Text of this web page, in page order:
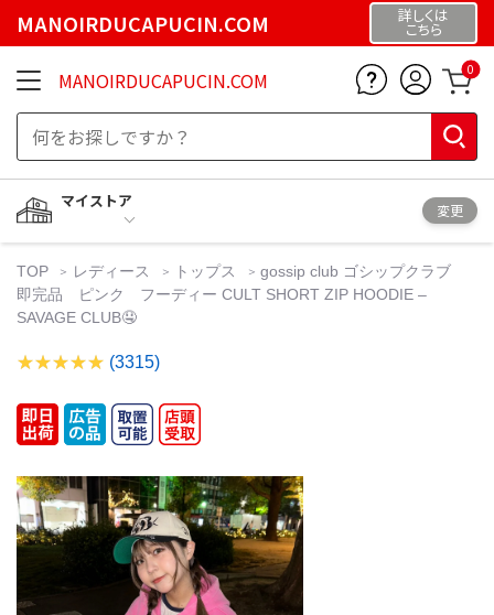
MANOIRDUCAPUCIN.COM 詳しくは
こちら
MANOIRDUCAPUCIN.COM 0
マイストア
変更
TOP レディース トップス
gossip club ゴシップクラブ
即完品 ピンク フーディー CULT SHORT ZIP HOODIE –
SAVAGE CLUB🤤
(3315)